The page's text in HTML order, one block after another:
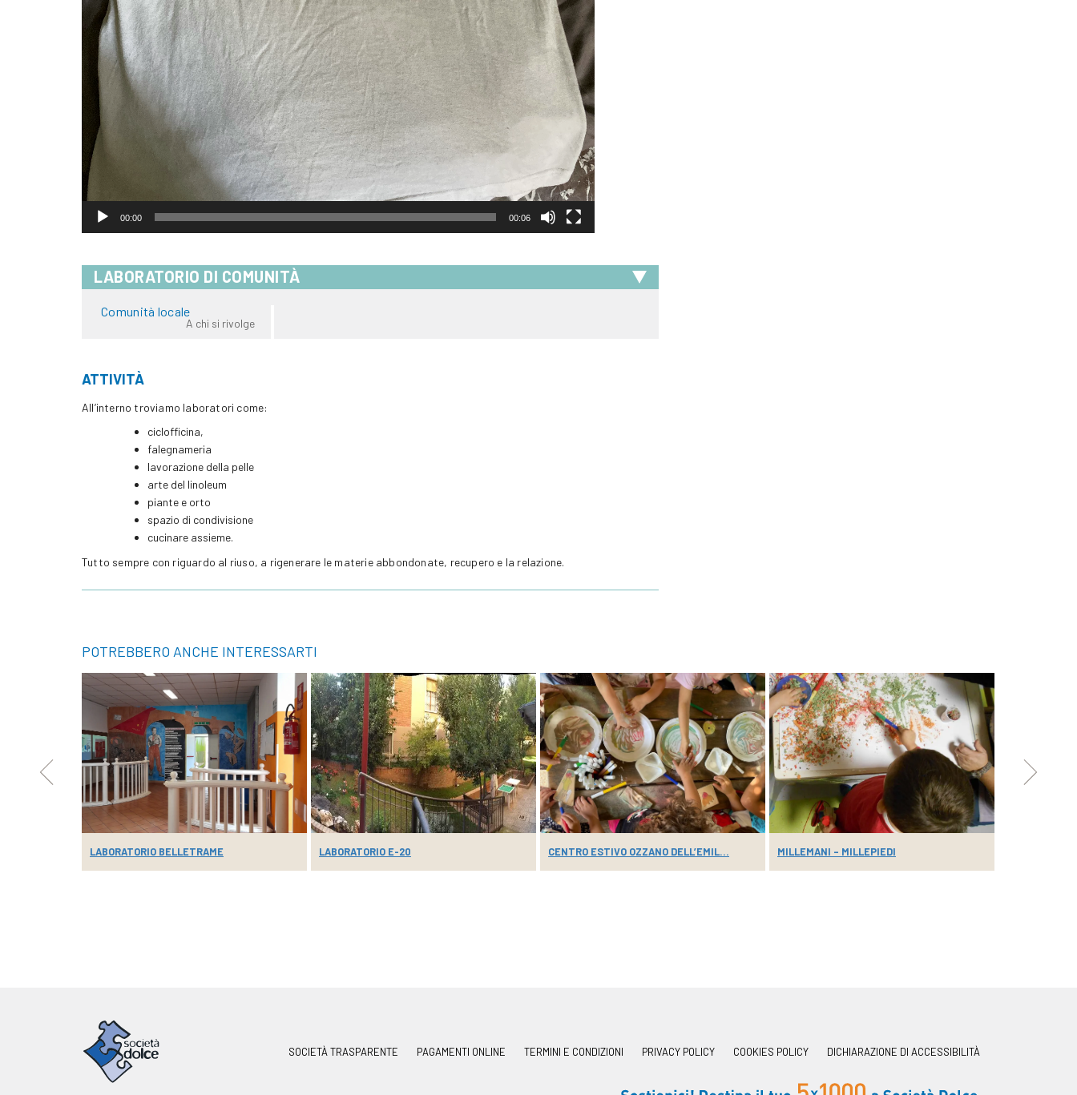
00:00 00:06
LABORATORIO DI COMUNITÀ
Comunità locale
A chi si rivolge
ATTIVITÀ
All’interno troviamo laboratori come:
ciclofficina,
falegnameria
lavorazione della pelle
arte del linoleum
piante e orto
spazio di condivisione
cucinare assieme.
Tutto sempre con riguardo al riuso, a rigenerare le materie abbondonate, recupero e la relazione.
POTREBBERO ANCHE INTERESSARTI
LABORATORIO BELLETRAME LABORATORIO E-20 CENTRO ESTIVO OZZANO DELL’EMIL... MILLEMANI – MILLEPIEDI
SOCIETÀ TRASPARENTE PAGAMENTI ONLINE TERMINI E CONDIZIONI PRIVACY POLICY COOKIES POLICY DICHIARAZIONE DI ACCESSIBILITÀ